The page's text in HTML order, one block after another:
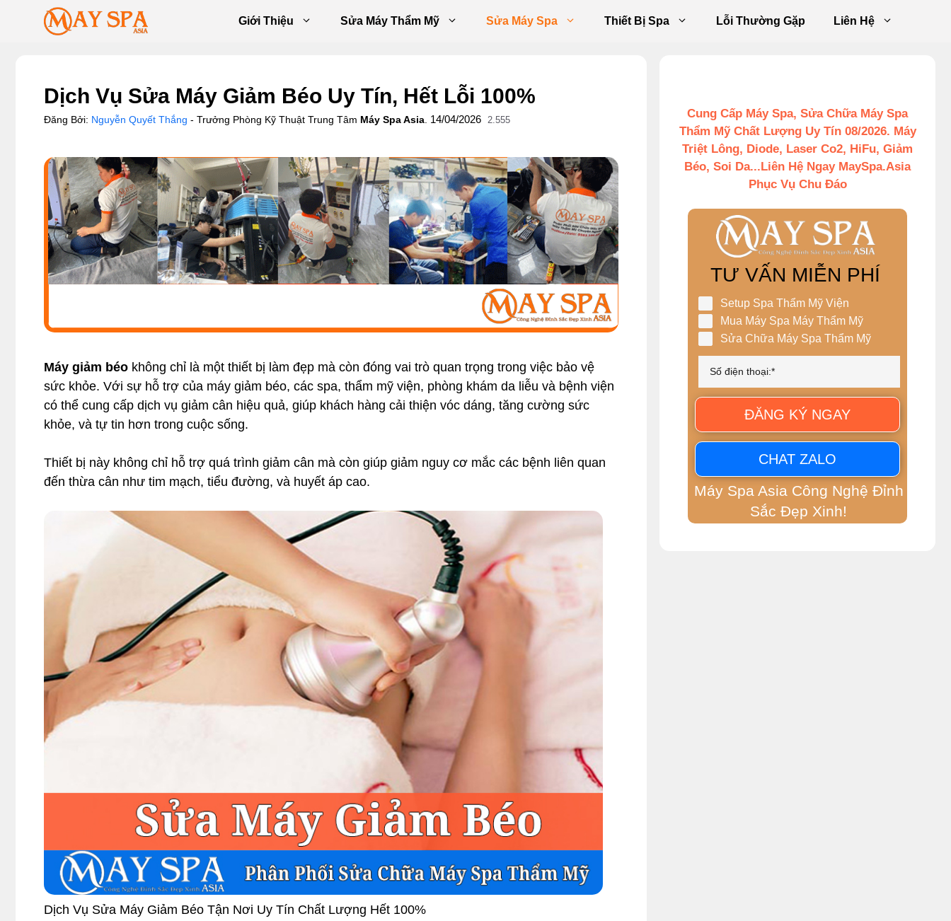
Giới Thiệu Sửa Máy Thẩm Mỹ Sửa Máy Spa Thiết Bị Spa Lỗi Thường Gặp Liên Hệ
Dịch Vụ Sửa Máy Giảm Béo Uy Tín, Hết Lỗi 100%
Đăng Bởi: Nguyễn Quyết Thắng - Trưởng Phòng Kỹ Thuật Trung Tâm Máy Spa Asia. 14/04/2026 2.555
Máy giảm béo không chỉ là một thiết bị làm đẹp mà còn đóng vai trò quan trọng trong việc bảo vệ
sức khỏe. Với sự hỗ trợ của máy giảm béo, các spa, thẩm mỹ viện, phòng khám da liễu và bệnh viện
có thể cung cấp dịch vụ giảm cân hiệu quả, giúp khách hàng cải thiện vóc dáng, tăng cường sức
khỏe, và tự tin hơn trong cuộc sống.
Thiết bị này không chỉ hỗ trợ quá trình giảm cân mà còn giúp giảm nguy cơ mắc các bệnh liên quan
đến thừa cân như tim mạch, tiểu đường, và huyết áp cao.
Dịch Vụ Sửa Máy Giảm Béo Tận Nơi Uy Tín Chất Lượng Hết 100%
Cung Cấp Máy Spa, Sửa Chữa Máy Spa
Thẩm Mỹ Chất Lượng Uy Tín 08/2026. Máy
Triệt Lông, Diode, Laser Co2, HiFu, Giảm
Béo, Soi Da...Liên Hệ Ngay MaySpa.Asia
Phục Vụ Chu Đáo
TƯ VẤN MIỄN PHÍ
Máy Spa Asia Công Nghệ Đỉnh
Sắc Đẹp Xinh!
ĐĂNG KÝ NGAY
Setup Spa Thẩm Mỹ Viện
Mua Máy Spa Máy Thẩm Mỹ
Sửa Chữa Máy Spa Thẩm Mỹ
CHAT ZALO